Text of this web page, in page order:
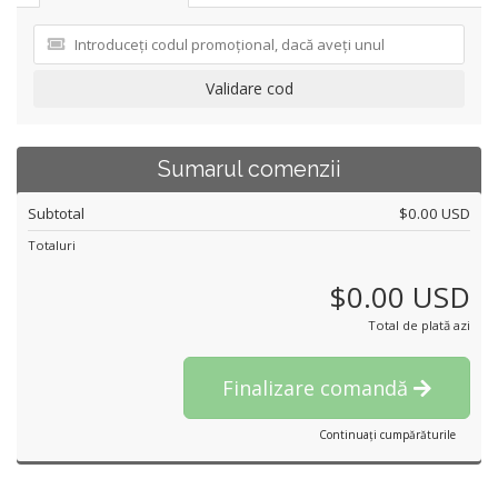
Validare cod
Sumarul comenzii
Subtotal $0.00 USD
Totaluri
$0.00 USD
Total de plată azi
Finalizare comandă
Continuați cumpărăturile